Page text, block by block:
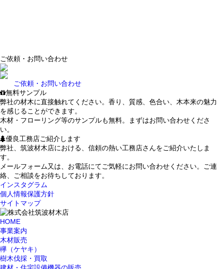
ご依頼・お問い合わせ
ご依頼・お問い合わせ
無料サンプル
弊社の材木に直接触れてください。香り、質感、色合い、木本来の魅力
を感じることができます。
木材・フローリング等のサンプルも無料。まずはお問い合わせくださ
い。
優良工務店ご紹介します
弊社、筑波材木店における、信頼の熱い工務店さんをご紹介いたしま
す。
メールフォーム又は、お電話にてご気軽にお問い合わせください。ご連
絡、ご相談をお待ちしております。
インスタグラム
個人情報保護方針
サイトマップ
HOME
事業案内
木材販売
欅（ケヤキ）
樹木伐採・買取